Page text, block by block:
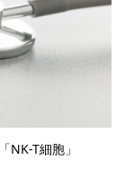
NK-T細胞」